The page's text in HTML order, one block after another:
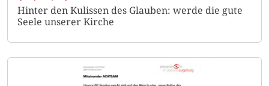
Hinter den Kulissen des Glauben: werde die gute
Seele unserer Kirche